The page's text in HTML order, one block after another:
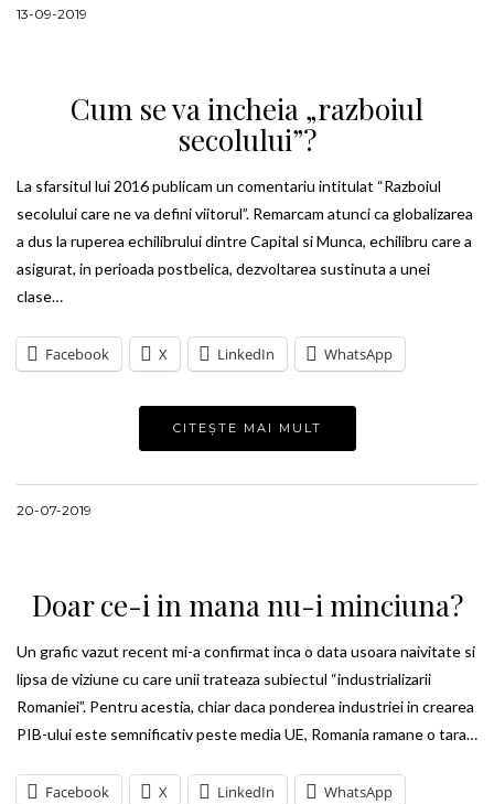
13-09-2019
Cum se va incheia „razboiul
secolului”?
La sfarsitul lui 2016 publicam un comentariu intitulat “Razboiul
secolului care ne va defini viitorul”. Remarcam atunci ca globalizarea
a dus la ruperea echilibrului dintre Capital si Munca, echilibru care a
asigurat, in perioada postbelica, dezvoltarea sustinuta a unei
clase…
Facebook X LinkedIn WhatsApp
CITEȘTE MAI MULT
20-07-2019
Doar ce-i in mana nu-i minciuna?
Un grafic vazut recent mi-a confirmat inca o data usoara naivitate si
lipsa de viziune cu care unii trateaza subiectul “industrializarii
Romaniei”. Pentru acestia, chiar daca ponderea industriei in crearea
PIB-ului este semnificativ peste media UE, Romania ramane o tara…
Facebook X LinkedIn WhatsApp